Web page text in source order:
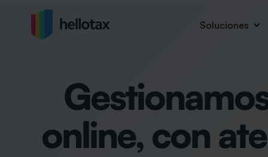
Soluciones
online, con